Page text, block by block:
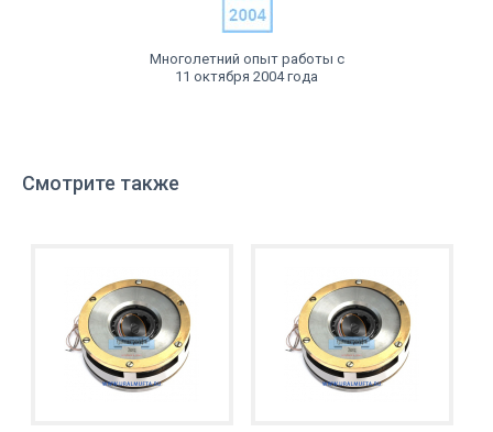
Многолетний опыт работы с
11 октября 2004 года
Смотрите также